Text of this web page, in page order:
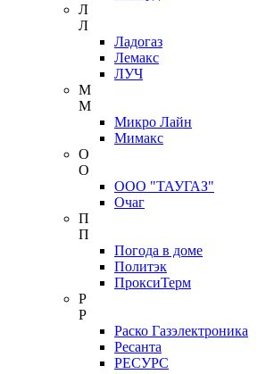
Л
Л
Ладогаз
Лемакс
ЛУЧ
М
М
Микро Лайн
Мимакс
О
О
ООО "ТАУГАЗ"
Очаг
П
П
Погода в доме
Политэк
ПроксиТерм
Р
Р
Раско Газэлектроника
Ресанта
РЕСУРС